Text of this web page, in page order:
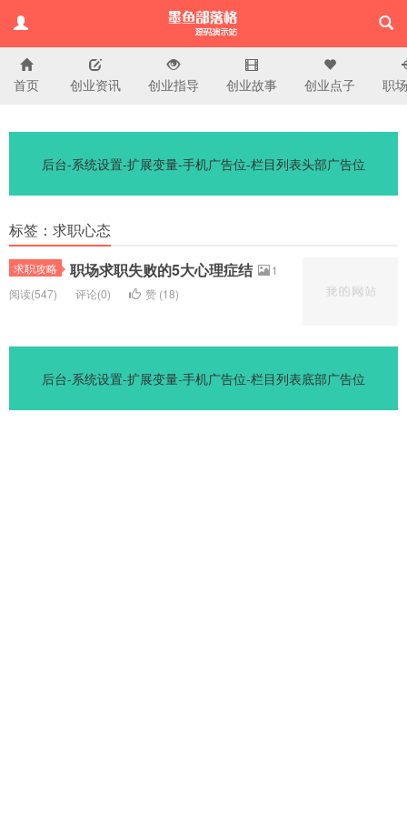
演示站
首页 创业资讯 创业指导 创业故事 创业点子 职
后台-系统设置-扩展变量-手机广告位-栏目列表头部广告位
标签：求职心态
求职攻略 职场求职失败的5大心理症结
1
阅读(547) 评论(0) 赞 (18)
后台-系统设置-扩展变量-手机广告位-栏目列表底部广告位